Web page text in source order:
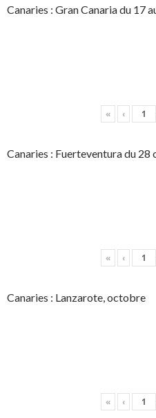
Canaries : Gran Canaria du 17
« ‹
Canaries : Fuerteventura du
« ‹
Canaries : Lanzarote, octobre
« ‹